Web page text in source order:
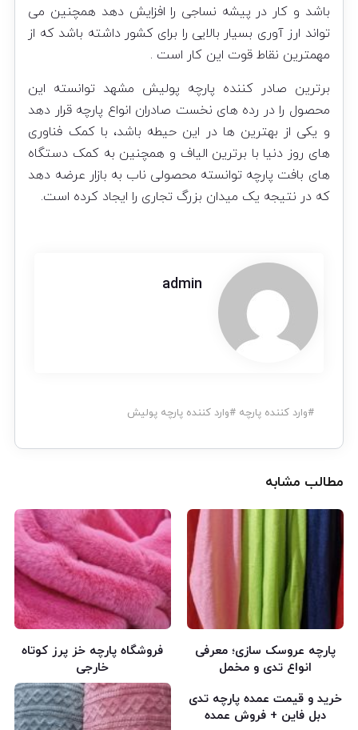
باشد و کار در پیشه نساجی را افزایش دهد همچنین می
تواند ارز آوری بسیار بالایی را برای کشور داشته باشد که از
مهمترین نقاط قوت این کار است .
برترین صادر کننده پارچه پولیش مشهد توانسته این
محصول را در رده های نخست صادران انواع پارچه قرار دهد
و یکی از بهترین ها در این حیطه باشد، با کمک فناوری
های روز دنیا با برترین الیاف و همچنین به کمک دستگاه
های بافت پارچه توانسته محصولی ناب به بازار عرضه دهد
که در نتیجه یک میدان بزرگ تجاری را ایجاد کرده است.
admin
#وارد کننده پارچه #وارد کننده پارچه پولیش
مطالب مشابه
پارچه عروسک سازی؛ معرفی
انواع تدی و مخمل
فروشگاه پارچه خز پرز کوتاه
خارجی
خرید و قیمت عمده پارچه تدی
دبل فاین + فروش عمده